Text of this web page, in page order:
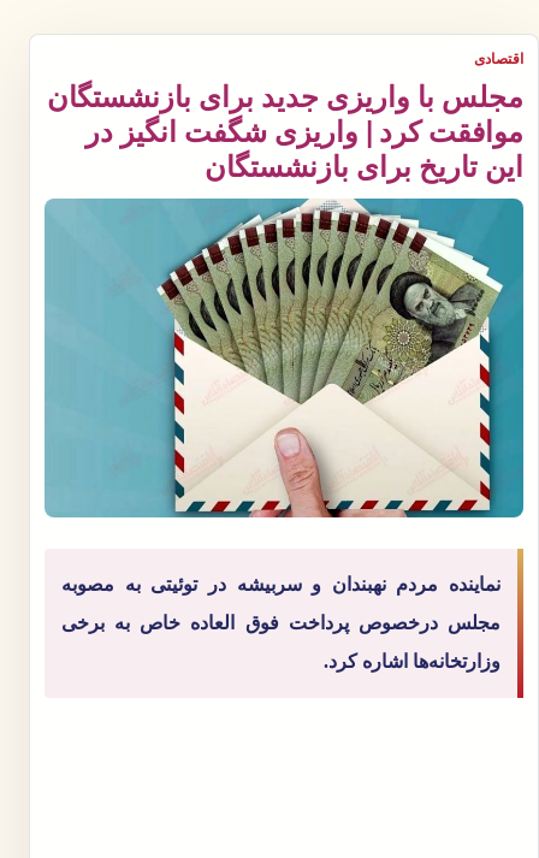
اقتصادی
مجلس با واریزی جدید برای بازنشستگان
موافقت کرد | واریزی شگفت انگیز در
این تاریخ برای بازنشستگان
نماینده مردم نهبندان و سربیشه در توئیتی به مصوبه
مجلس درخصوص پرداخت فوق العاده خاص به برخی
وزارتخانه‌ها اشاره کرد.